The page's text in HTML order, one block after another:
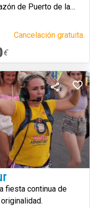
de Puerto de la
Cancelación gratuita.
€
fiesta continua de